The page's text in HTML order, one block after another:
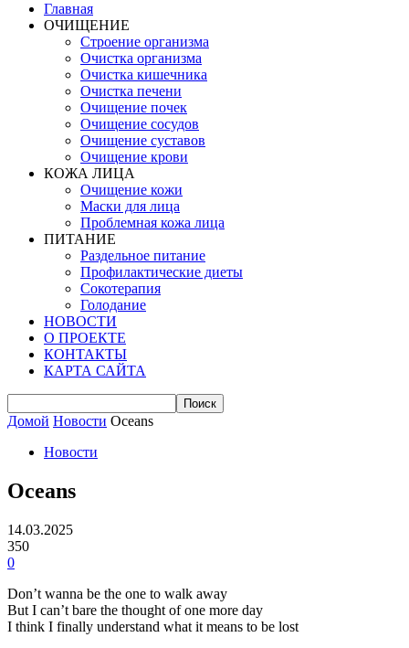
Главная
ОЧИЩЕНИЕ
Строение организма
Очистка организма
Очистка кишечника
Очистка печени
Очищение почек
Очищение сосудов
Очищение суставов
Очищение крови
КОЖА ЛИЦА
Очищение кожи
Маски для лица
Проблемная кожа лица
ПИТАНИЕ
Раздельное питание
Профилактические диеты
Сокотерапия
Голодание
НОВОСТИ
О ПРОЕКТЕ
КОНТАКТЫ
КАРТА САЙТА
Домой Новости Oceans
Новости
Oceans
14.03.2025
350
0
Don’t wanna be the one to walk away
But I can’t bare the thought of one more day
I think I finally understand what it means to be lost